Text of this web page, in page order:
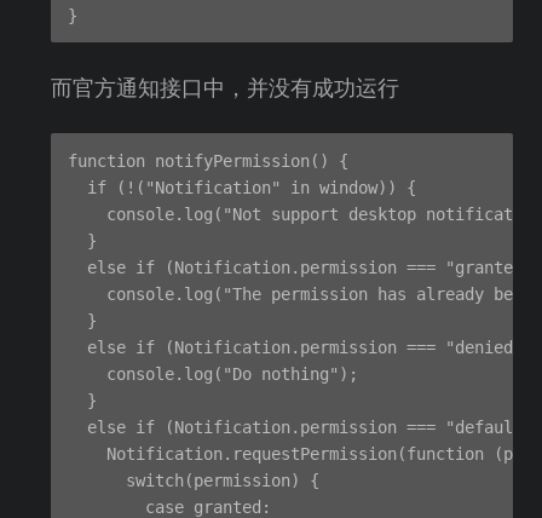
而官方通知接口中，并没有成功运行
function notifyPermission() {
  if (!("Notification" in window)) {
console.log("Not support desktop
  }
else if (Notification.permission ===
console.log("The permission has already been
  }
else if (Notification.permission === "denied")
    console.log("Do nothing");
  }
else if (Notification.permission ===
Notification.requestPermission(function
      switch(permission) {
        case granted: